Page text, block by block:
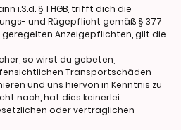
i.S.d. § 1 HGB, trifft dich die
und Rügepflicht gemäß § 377
geregelten Anzeigepflichten, gilt die
so wirst du gebeten,
Transportschäden
und uns hiervon in Kenntnis zu
nach, hat dies keinerlei
oder vertraglichen